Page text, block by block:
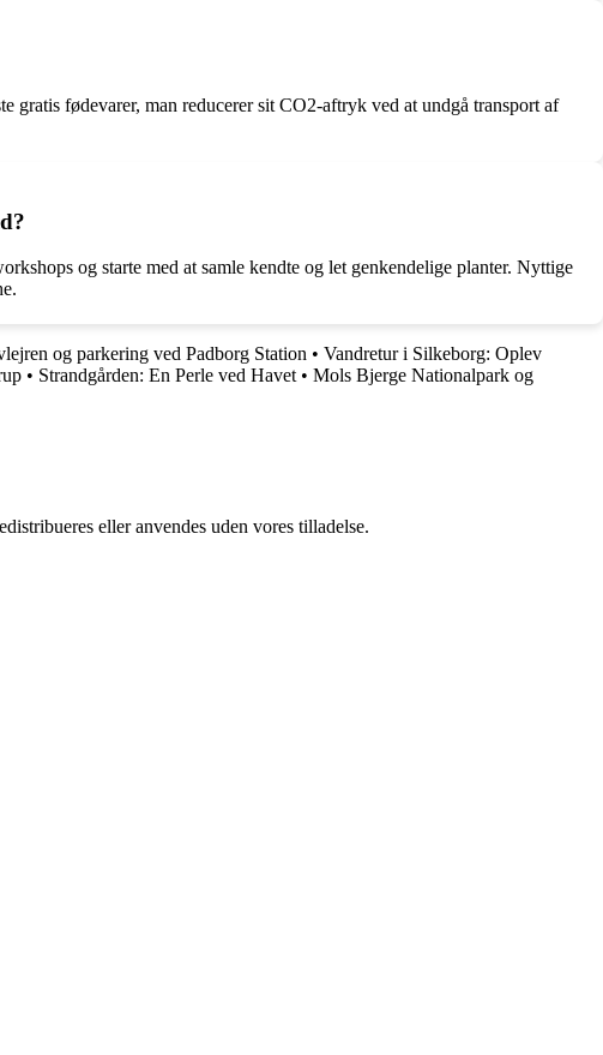
gratis fødevarer, man reducerer sit CO2-aftryk ved at undgå transport af
og starte med at samle kendte og let genkendelige planter. Nyttige
og parkering ved Padborg Station • Vandretur i Silkeborg: Oplev
• Strandgården: En Perle ved Havet• Mols Bjerge Nationalpark og
eller anvendes uden vores tilladelse.